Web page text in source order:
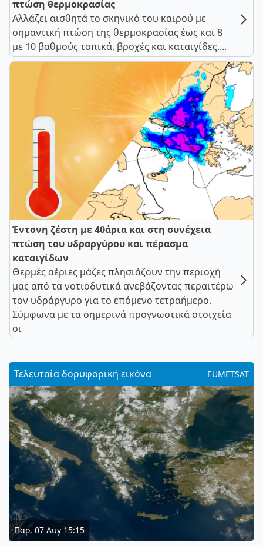
πτώση θερμοκρασίας
Αλλάζει αισθητά το σκηνικό του καιρού με
σημαντική πτώση της θερμοκρασίας έως και 8
με 10 βαθμούς τοπικά, βροχές και καταιγίδες....
Έντονη ζέστη με 40άρια και στη συνέχεια
πτώση του υδραργύρου και πέρασμα
καταιγίδων
Θερμές αέριες μάζες πλησιάζουν την περιοχή
μας από τα νοτιοδυτικά ανεβάζοντας περαιτέρω
τον υδράργυρο για το επόμενο τετραήμερο.
Σύμφωνα με τα σημερινά προγνωστικά στοιχεία
οι
Τελευταία δορυφορική εικόνα EUMETSAT
Παρ, 07 Αυγ 15:15